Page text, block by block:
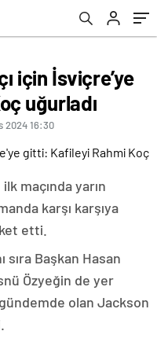
için İsviçre’ye
uğurladı
2024 16:30
maçında yarın
karşı karşıya
etti.
sıra Başkan Hasan
Özyeğin de yer
gündemde olan Jackson